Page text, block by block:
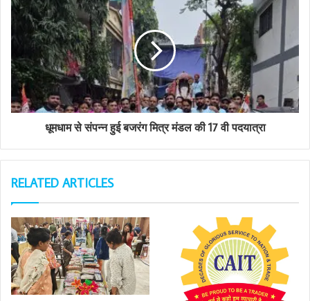
s
धूमधाम से संपन्न हुई बजरंग मित्र मंडल की 17 वी पदयात्रा
RELATED ARTICLES